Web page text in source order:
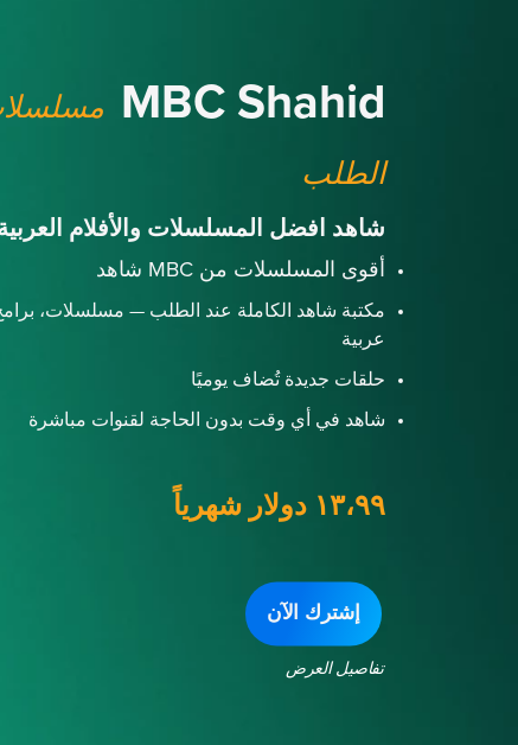
MBC Shahid
الطلب
شاهد افضل المسلسلات والأفلام
أقوى المسلسلات من MBC شاهد
مكتبة شاهد الكاملة عند الطلب — مسلسلات،
عربية
حلقات جديدة تُضاف يوميًا
شاهد في أي وقت بدون الحاجة لقنوات مباشرة
١٣،٩٩ دولار شهرياً
إشترك الآن
تفاصيل العرض